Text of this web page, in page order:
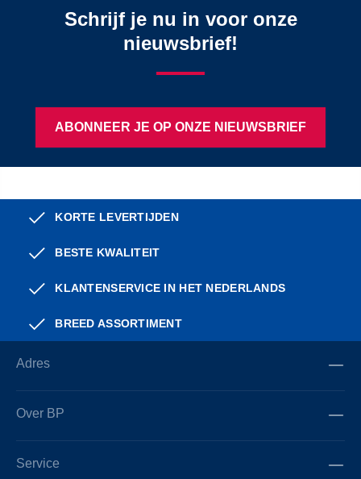
Schrijf je nu in voor onze
nieuwsbrief!
ABONNEER JE OP ONZE NIEUWSBRIEF
KORTE LEVERTIJDEN
BESTE KWALITEIT
KLANTENSERVICE IN HET NEDERLANDS
BREED ASSORTIMENT
Adres
Over BP
Service